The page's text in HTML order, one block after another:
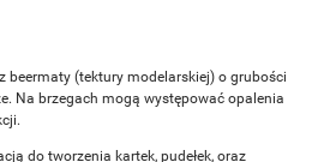
beermaty (tektury modelarskiej) o grubości
Na brzegach mogą występować opalenia
do tworzenia kartek, pudełek, oraz